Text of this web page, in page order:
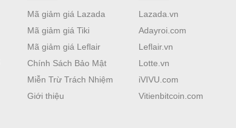
Mã giảm giá Lazada
Mã giảm giá Tiki
Mã giảm giá Leflair
Chính Sách Bảo Mật
Miễn Trừ Trách Nhiệm
Giới thiệu
Lazada.vn
Adayroi.com
Leflair.vn
Lotte.vn
iVIVU.com
Vitienbitcoin.com